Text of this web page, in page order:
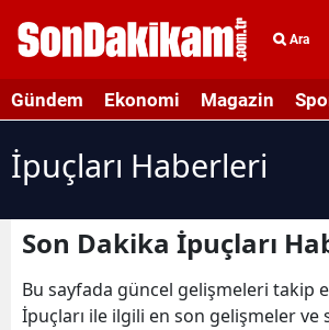
Ara
Gündem Ekonomi Magazin
İpuçları Haberleri
Son Dakika İpuçları
Bu sayfada güncel gelişmeleri takip
İpuçları ile ilgili en son gelişmeler ve